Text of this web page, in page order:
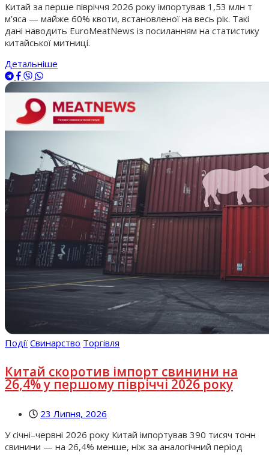
Китай за перше півріччя 2026 року імпортував 1,53 млн т
м’яса — майже 60% квоти, встановленої на весь рік. Такі
дані наводить EuroMeatNews із посиланням на статистику
китайської митниці.
Детальніше
Події Свинарство Торгівля
Китай скоротив імпорт свинини на
26,4% у першому півріччі 2026 року
23 Липня, 2026
У січні–червні 2026 року Китай імпортував 390 тисяч тонн
свинини — на 26,4% менше, ніж за аналогічний період